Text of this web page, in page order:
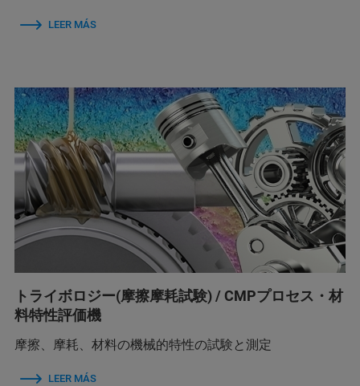
LEER MÁS
トライボロジー(摩擦摩耗試験) / CMPプロセス・材
料特性評価機
摩擦、摩耗、材料の機械的特性の試験と測定
LEER MÁS